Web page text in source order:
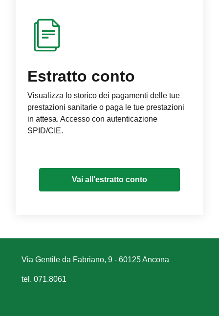
Estratto conto
Visualizza lo storico dei pagamenti delle tue
prestazioni sanitarie o paga le tue prestazioni
in attesa. Accesso con autenticazione
SPID/CIE.
Vai all'estratto conto
Via Gentile da Fabriano, 9 - 60125 Ancona
tel. 071.8061